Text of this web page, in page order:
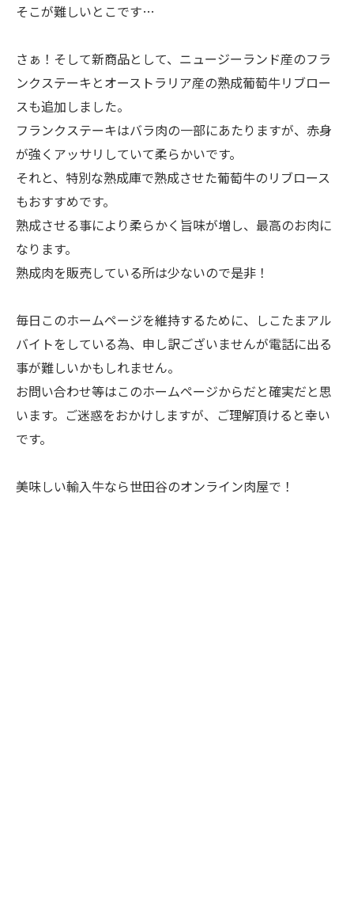
そこが難しいとこです…
さぁ！そして新商品として、ニュージーランド産のフラ
ンクステーキとオーストラリア産の熟成葡萄牛リブロー
スも追加しました。
フランクステーキはバラ肉の一部にあたりますが、赤身
が強くアッサリしていて柔らかいです。
それと、特別な熟成庫で熟成させた葡萄牛のリブロース
もおすすめです。
熟成させる事により柔らかく旨味が増し、最高のお肉に
なります。
熟成肉を販売している所は少ないので是非！
毎日このホームページを維持するために、しこたまアル
バイトをしている為、申し訳ございませんが電話に出る
事が難しいかもしれません。
お問い合わせ等はこのホームページからだと確実だと思
います。ご迷惑をおかけしますが、ご理解頂けると幸い
です。
美味しい輸入牛なら世田谷のオンライン肉屋で！